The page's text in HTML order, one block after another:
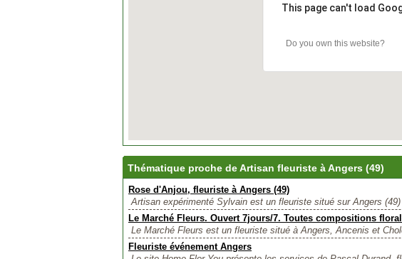
This page can't load
Do you own this website?
Thématique proche de Artisan fleuriste à Angers (49)
Rose d'Anjou, fleuriste à Angers (49)
Artisan expérimenté Sylvain est un fleuriste situé sur Angers
Le Marché Fleurs. Ouvert 7jours/7. Toutes compositions
Le Marché Fleurs est un fleuriste situé à Angers, Ancenis et
Fleuriste événement Angers